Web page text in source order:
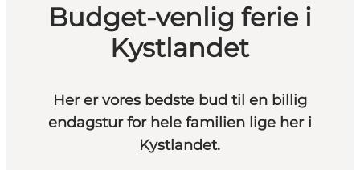
Budget-venlig ferie i
Kystlandet
Her er vores bedste bud til en billig
endagstur for hele familien lige her i
Kystlandet.